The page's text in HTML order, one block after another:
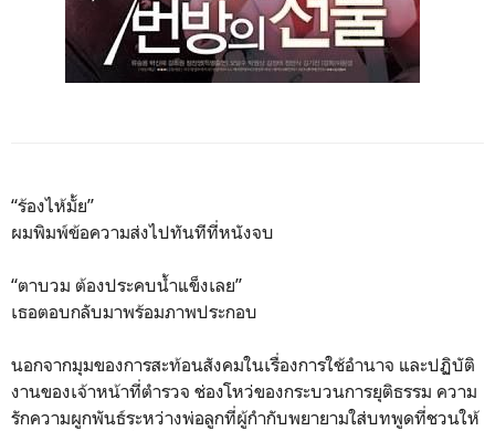
“ร้องไห้มั้ย”
ผมพิมพ์ข้อความส่งไปทันทีที่หนังจบ
“ตาบวม ต้องประคบน้ำแข็งเลย”
เธอตอบกลับมาพร้อมภาพประกอบ
นอกจากมุมของการสะท้อนสังคมในเรื่องการใช้อำนาจ และปฏิบัติ
งานของเจ้าหน้าที่ตำรวจ ช่องโหว่ของกระบวนการยุติธรรม ความ
รักความผูกพันธ์ระหว่างพ่อลูกที่ผู้กำกับพยายามใส่บทพูดที่ชวนให้